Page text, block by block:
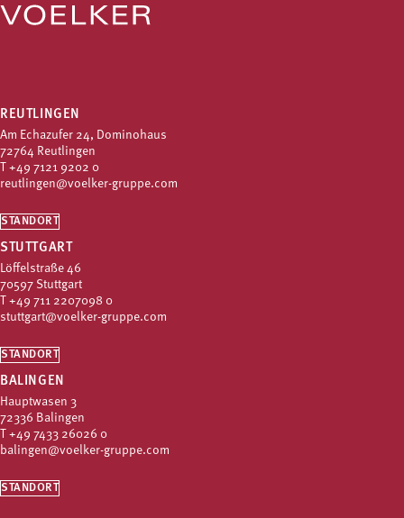
REUTLINGEN
Am Echazufer 24, Dominohaus
72764 Reutlingen
T +49 7121 9202 0
reutlingen@voelker-gruppe.com
STANDORT
STUTTGART
Löffelstraße 46
70597 Stuttgart
T +49 711 2207098 0
stuttgart@voelker-gruppe.com
STANDORT
BALINGEN
Hauptwasen 3
72336 Balingen
T +49 7433 26026 0
balingen@voelker-gruppe.com
STANDORT